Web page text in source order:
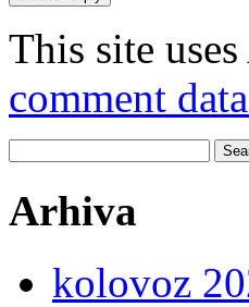
This site
comment
for:
Arhiva
kolovoz